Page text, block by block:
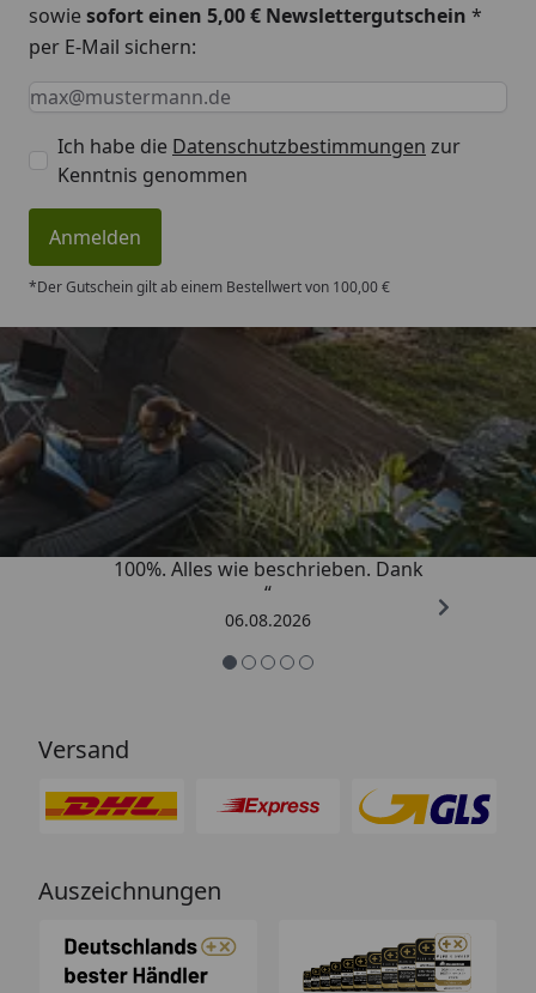
sowiesofort einen 5,00 € Newslettergutschein *
per E-Mail sichern:
Keine Eingabe erforderlich
Eingabe erforderlich
E-Mail *
Ich habe die Datenschutzbestimmungen zur
Kenntnis genommen
Anmelden
*Der Gutschein gilt ab einem Bestellwert von 100,00 €
Trusted Shops
4,83/ 5
„Super schnell gelifert. Ware passt
100%. Alles wie beschrieben. Dank
“
06.08.2026
Versand
Auszeichnungen